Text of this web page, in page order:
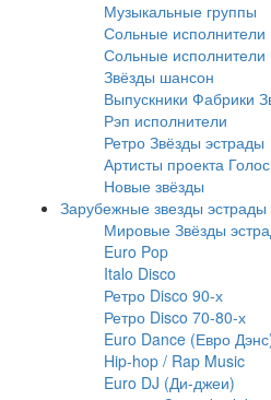
Музыкальные группы
Сольные
Сольные
Звёзды шансон
Выпускники Фабрики
Рэп исполнители
Ретро Звёзды эстрады
Артисты проекта Голос
Новые звёзды
Зарубежные звезды эстрады
Мировые Звёзды
Euro Pop
Italo Disco
Ретро Disco 90-х
Ретро Disco 70-80-х
Euro Dance (Евро
Hip-hop / Rap Music
Euro DJ (Ди-джеи)